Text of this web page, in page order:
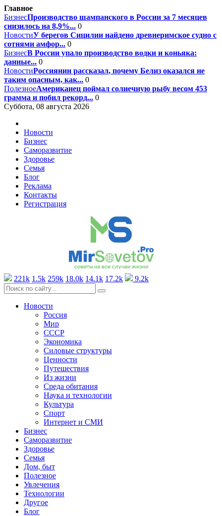
Главное
БизнесПроизводство шампанского в России за 7 месяцев
снизилось на 8,9%... 0
НовостиУ берегов Сицилии найдено древнеримское судно с
сотнями амфор... 0
БизнесВ России упало производство водки и коньяка:
данные... 0
НовостиРоссиянин рассказал, почему Белиз оказался не
таким опасным, как... 0
ПолезноеАмериканец поймал солнечную рыбу весом 453
грамма и побил рекорд... 0
Суббота, 08 августа 2026
Новости
Бизнес
Саморазвитие
Здоровье
Семья
Блог
Реклама
Контакты
Регистрация
221k 1.5k 259k 18.0k 14.1k 17.2k 9.2k
Новости
Россия
Мир
СССР
Экономика
Силовые структуры
Ценности
Путешествия
Из жизни
Среда обитания
Наука и технологии
Культура
Спорт
Интернет и СМИ
Бизнес
Саморазвитие
Здоровье
Семья
Дом, быт
Полезное
Увлечения
Технологии
Другое
Блог